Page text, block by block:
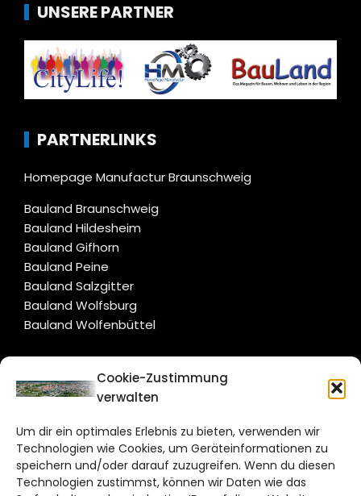
Cookie-Zustimmung
verwalten
Um dir ein optimales Erlebnis zu bieten, verwenden wir
Technologien wie Cookies, um Geräteinformationen zu
speichern und/oder darauf zuzugreifen. Wenn du diesen
Technologien zustimmst, können wir Daten wie das
UNSERE PARTNER
PARTNERLINKS
Homepage Manufactur Braunschweig
Bauland Braunschweig
Bauland Hildesheim
Bauland Gifhorn
Bauland Peine
Bauland Salzgitter
Bauland Wolfsburg
Bauland Wolfenbüttel
CITYLIFE!
Bruchtorwall 12
38100 Braunschweig
Telefon: 0531 387220 – 65